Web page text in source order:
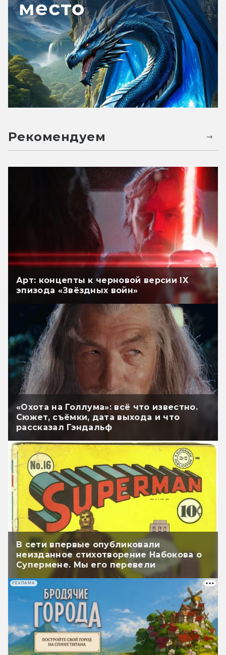
Рекомендуем
Арт: концепты к черновой версии IX
эпизода «Звёздных войн»
«Охота на Голлума»: всё что известно.
Сюжет, съёмки, дата выхода и что
рассказал Гэндальф
В сети впервые опубликовали
неизданное стихотворение Набокова о
Супермене. Мы его перевели
РЕКЛАМА